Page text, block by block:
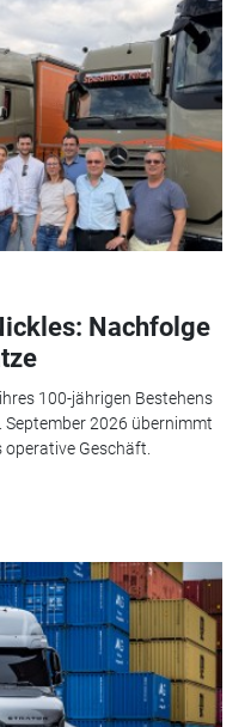
Nachfolge
100-jährigen Bestehens
September 2026 übernimmt
Geschäft.